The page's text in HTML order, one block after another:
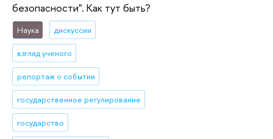
безопасности". Как тут быть?
Наука дискуссии
взгляд ученого
репортаж о событии
государственное регулирование
государство